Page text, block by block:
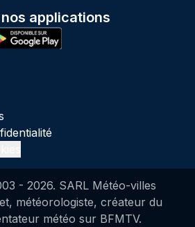
applications
- 2026. SARL Météo-villes
météorologiste, créateur du
météo sur BFMTV.